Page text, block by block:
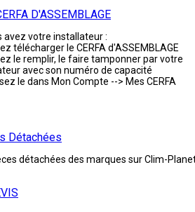
D'ASSEMBLAGE
avez votre installateur :
télécharger le CERFA d'ASSEMBLAGE
le remplir, le faire tamponner par votre
avec son numéro de capacité
le dans Mon Compte --> Mes CERFA
Détachées
détachées des marques sur Clim-